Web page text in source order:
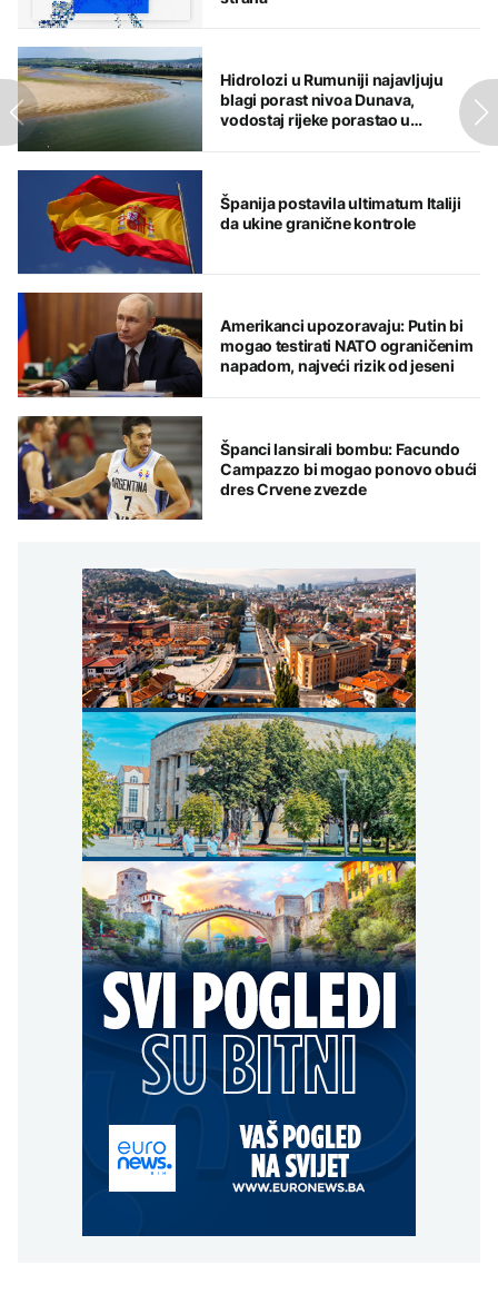
Hidrolozi u Rumuniji najavljuju
blagi porast nivoa Dunava,
vodostaj rijeke porastao u
Španija postavila ultimatum Italiji
da ukine granične kontrole
Amerikanci upozoravaju: Putin bi
mogao testirati NATO ograničenim
napadom, najveći rizik od jeseni
Španci lansirali bombu: Facundo
Campazzo bi mogao ponovo obući
dres Crvene zvezde